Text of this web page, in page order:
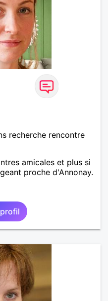
recherche rencontre
amicales et plus si
proche d'Annonay.